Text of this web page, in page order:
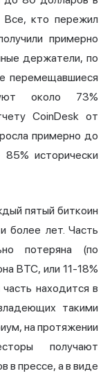
Все, кто пережил
примерно
держатели, по
перемещавшиеся
около 73%
CoinDesk от
примерно до
исторически
пятый биткоин
более лет. Часть
потеряна (по
BTC, или 11-18%
находится в
такими
на протяжении
получают
в прессе, а в виде